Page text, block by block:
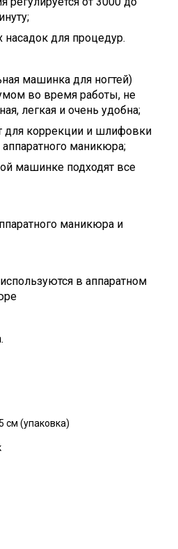
для процедур.
машинка для ногтей)
во время работы, не
легкая и очень удобна;
для коррекции и шлифовки
маникюра;
машинке подходят все
маникюра и
в аппаратном
см (упаковка)